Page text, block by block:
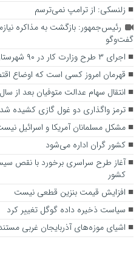
زلنسکی: از ترامپ نمی‌ترسم
رئیس‌جمهور: بازگشت به مذاکره
گفت‌وگو
اجرای ۳ طرح وزارت کار در ۹۰ شهرستان برای جلوگیری از خروج نیروی فعال
قهرمان امروز کسی است که اوضاع
انتقال سهام عدالت متوفیان بعد از سال ۹۹ به کجا رسید؟
ترمز واگذاری دو غول گازی کشیده شد
مشکل مسلمانان آمریکا و اسرائیل
کشور گران اداره می‌شود
آغاز طرح سراسری برخورد با نقص
کشور
افزایش قیمت بنزین قطعی نیست
سیاست ذخیره داده گوگل تغییر کرد
اشیای موزه‌های آذربایجان غربی